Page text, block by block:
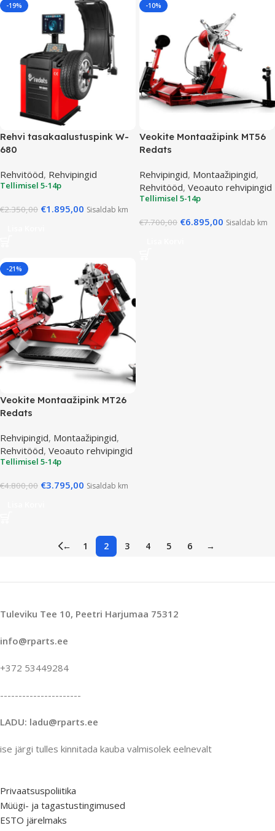
-19%
Rehvi tasakaalustuspink W-
680
Rehvitööd, Rehvipingid
Tellimisel 5-14p
€2.350,00 €1.895,00 Sisaldab km
-10%
Veokite Montaažipink MT56
Redats
Rehvipingid, Montaažipingid,
Rehvitööd, Veoauto rehvipingid
Tellimisel 5-14p
€7.700,00 €6.895,00 Sisaldab km
-21%
Veokite Montaažipink MT26
Redats
Rehvipingid, Montaažipingid,
Rehvitööd, Veoauto rehvipingid
Tellimisel 5-14p
€4.800,00 €3.795,00 Sisaldab km
← 1 2 3 4 5 6 →
Tuleviku Tee 10, Peetri Harjumaa 75312
info@rparts.ee
+372 53449284
----------------------
LADU: ladu@rparts.ee
ise järgi tulles kinnitada kauba valmisolek eelnevalt
Privaatsuspoliitika
Müügi- ja tagastustingimused
ESTO järelmaks